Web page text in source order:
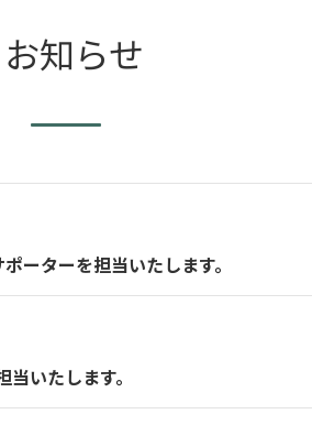
お知らせ
ーターを担当いたします。
いたします。